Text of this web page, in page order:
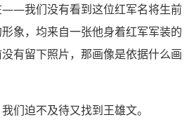
——我们没有看到这位红军名将生前
象，均来自一张他身着红军军装的
有留下照片，那画像是依据什么画
们迫不及待又找到王雄文。